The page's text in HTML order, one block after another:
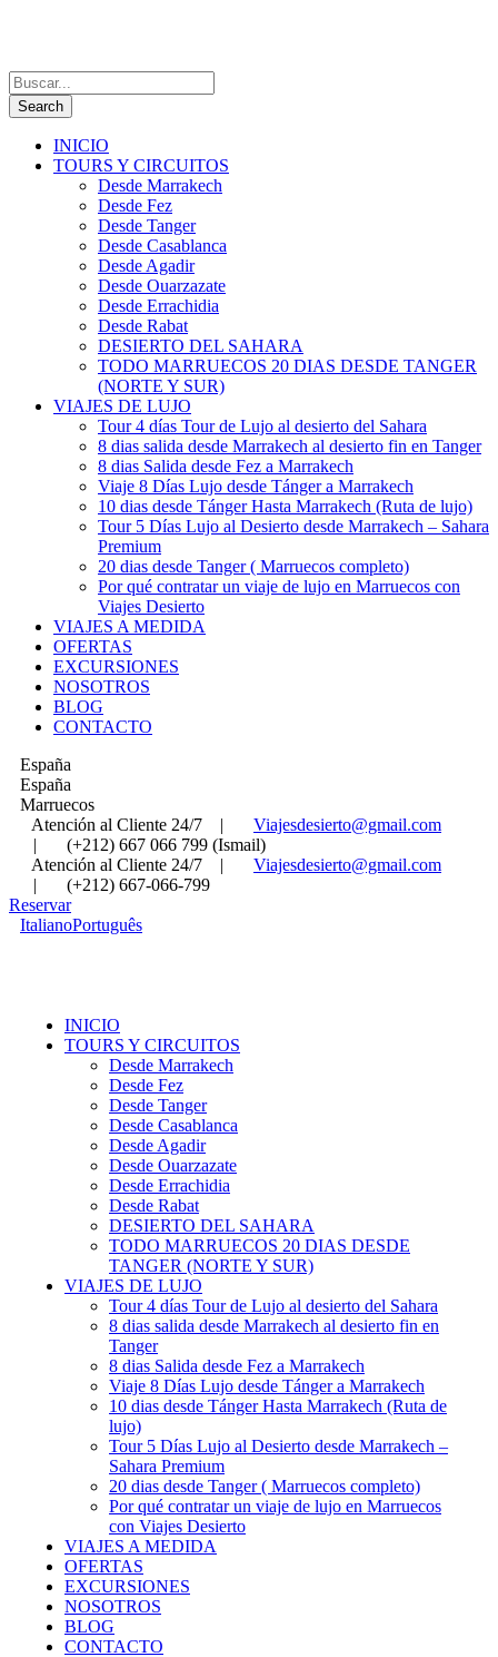
INICIO
TOURS Y CIRCUITOS
Desde Marrakech
Desde Fez
Desde Tanger
Desde Casablanca
Desde Agadir
Desde Ouarzazate
Desde Errachidia
Desde Rabat
DESIERTO DEL SAHARA
TODO MARRUECOS 20 DIAS DESDE TANGER
(NORTE Y SUR)
VIAJES DE LUJO
Tour 4 días Tour de Lujo al desierto del Sahara
8 dias salida desde Marrakech al desierto fin en Tanger
8 dias Salida desde Fez a Marrakech
Viaje 8 Días Lujo desde Tánger a Marrakech
10 dias desde Tánger Hasta Marrakech (Ruta de lujo)
Tour 5 Días Lujo al Desierto desde Marrakech – Sahara
Premium
20 dias desde Tanger ( Marruecos completo)
Por qué contratar un viaje de lujo en Marruecos con
Viajes Desierto
VIAJES A MEDIDA
OFERTAS
EXCURSIONES
NOSOTROS
BLOG
CONTACTO
España
España
Marruecos
Atención al Cliente 24/7
|
Viajesdesierto@gmail.com
|
(+212) 667 066 799 (Ismail)
Atención al Cliente 24/7
|
Viajesdesierto@gmail.com
|
(+212) 667-066-799
Reservar
ItalianoPortuguês
INICIO
TOURS Y CIRCUITOS
Desde Marrakech
Desde Fez
Desde Tanger
Desde Casablanca
Desde Agadir
Desde Ouarzazate
Desde Errachidia
Desde Rabat
DESIERTO DEL SAHARA
TODO MARRUECOS 20 DIAS DESDE
TANGER (NORTE Y SUR)
VIAJES DE LUJO
Tour 4 días Tour de Lujo al desierto del Sahara
8 dias salida desde Marrakech al desierto fin en
Tanger
8 dias Salida desde Fez a Marrakech
Viaje 8 Días Lujo desde Tánger a Marrakech
10 dias desde Tánger Hasta Marrakech (Ruta de
lujo)
Tour 5 Días Lujo al Desierto desde Marrakech –
Sahara Premium
20 dias desde Tanger ( Marruecos completo)
Por qué contratar un viaje de lujo en Marruecos
con Viajes Desierto
VIAJES A MEDIDA
OFERTAS
EXCURSIONES
NOSOTROS
BLOG
CONTACTO